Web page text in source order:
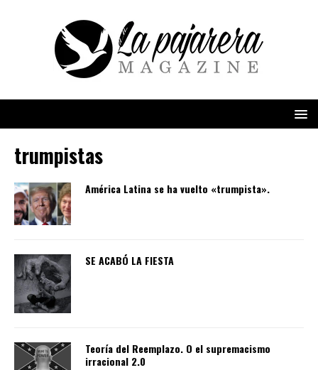
trumpistas
América Latina se ha vuelto «trumpista».
SE ACABÓ LA FIESTA
Teoría del Reemplazo. O el supremacismo
irracional 2.0